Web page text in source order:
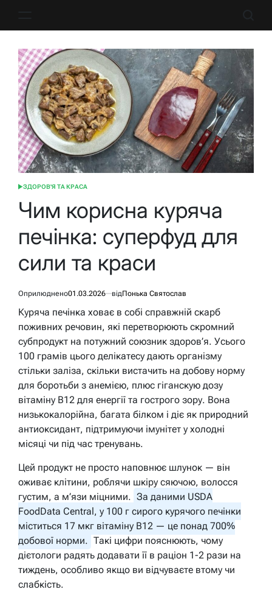
ОПУБЛІКУВАТИ
ЗДОРОВ'Я ТА КРАСА
Чим корисна куряча
печінка: суперфуд для
сили та краси
Оприлюднено01.03.2026 відПонька Святослав
Куряча печінка ховає в собі справжній скарб
поживних речовин, які перетворюють скромний
субпродукт на потужний союзник здоров’я. Усього
100 грамів цього делікатесу дають організму
стільки заліза, скільки вистачить на добову норму
для боротьби з анемією, плюс гіганскую дозу
вітаміну B12 для енергії та гострого зору. Вона
низькокалорійна, багата білком і діє як природний
антиоксидант, підтримуючи імунітет у холодні
місяці чи під час тренувань.
Цей продукт не просто наповнює шлунок — він
оживає клітини, роблячи шкіру сяючою, волосся
густим, а м’язи міцними. За даними USDA
FoodData Central, у 100 г сирого курячого печінки
міститься 17 мкг вітаміну B12 — це понад 700%
добової норми. Такі цифри пояснюють, чому
дієтологи радять додавати її в раціон 1-2 рази на
тиждень, особливо якщо ви відчуваєте втому чи
слабкість.